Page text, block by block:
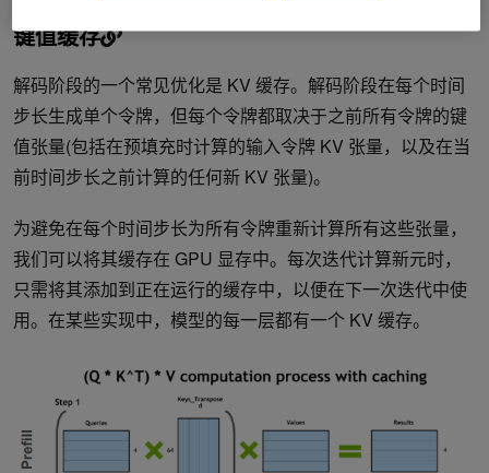
键值缓存
解码阶段的一个常见优化是 KV 缓存。解码阶段在每个时间
步长生成单个令牌，但每个令牌都取决于之前所有令牌的键
值张量(包括在预填充时计算的输入令牌 KV 张量，以及在当
前时间步长之前计算的任何新 KV 张量)。
为避免在每个时间步长为所有令牌重新计算所有这些张量，
我们可以将其缓存在 GPU 显存中。每次迭代计算新元时，
只需将其添加到正在运行的缓存中，以便在下一次迭代中使
用。在某些实现中，模型的每一层都有一个 KV 缓存。